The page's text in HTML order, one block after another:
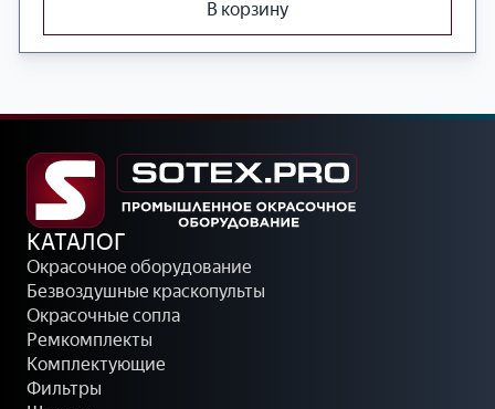
В корзину
КАТАЛОГ
Окрасочное оборудование
Безвоздушные краскопульты
Окрасочные сопла
Ремкомплекты
Комплектующие
Фильтры